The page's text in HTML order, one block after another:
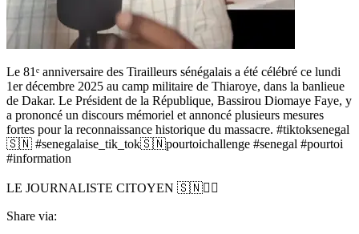
Le 81ᵉ anniversaire des Tirailleurs sénégalais a été célébré ce lundi
1er décembre 2025 au camp militaire de Thiaroye, dans la banlieue
de Dakar. Le Président de la République, Bassirou Diomaye Faye, y
a prononcé un discours mémoriel et annoncé plusieurs mesures
fortes pour la reconnaissance historique du massacre. #tiktoksenegal
🇸🇳 #senegalaise_tik_tok🇸🇳pourtoichallenge #senegal #pourtoi
#information
LE JOURNALISTE CITOYEN 🇸🇳✊🏿
Share via: